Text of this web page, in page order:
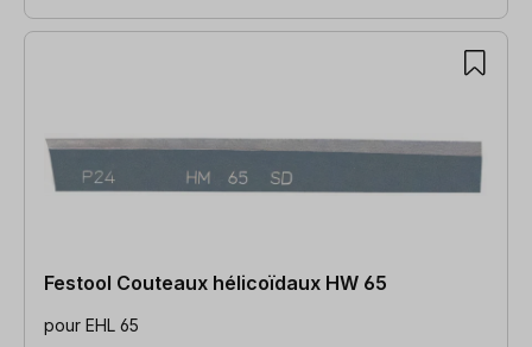
Festool Couteaux hélicoïdaux HW 65
pour EHL 65